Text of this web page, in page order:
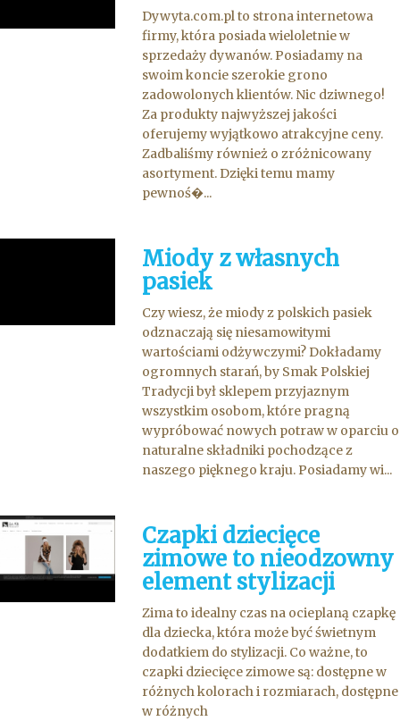
Dywyta.com.pl to strona internetowa
firmy, która posiada wieloletnie w
sprzedaży dywanów. Posiadamy na
swoim koncie szerokie grono
zadowolonych klientów. Nic dziwnego!
Za produkty najwyższej jakości
oferujemy wyjątkowo atrakcyjne ceny.
Zadbaliśmy również o zróżnicowany
asortyment. Dzięki temu mamy
pewnoś�...
Miody z własnych
pasiek
Czy wiesz, że miody z polskich pasiek
odznaczają się niesamowitymi
wartościami odżywczymi? Dokładamy
ogromnych starań, by Smak Polskiej
Tradycji był sklepem przyjaznym
wszystkim osobom, które pragną
wypróbować nowych potraw w oparciu o
naturalne składniki pochodzące z
naszego pięknego kraju. Posiadamy wi...
Czapki dziecięce
zimowe to nieodzowny
element stylizacji
Zima to idealny czas na ocieplaną czapkę
dla dziecka, która może być świetnym
dodatkiem do stylizacji. Co ważne, to
czapki dziecięce zimowe są: dostępne w
różnych kolorach i rozmiarach, dostępne
w różnych